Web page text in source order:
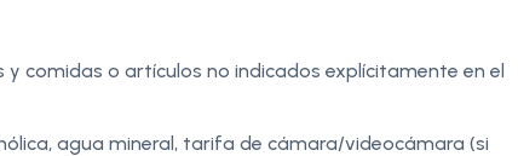
comidas o artículos no indicados explícitamente en el
agua mineral, tarifa de cámara/videocámara (si